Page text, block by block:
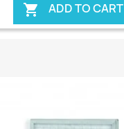
 ADD TO CART